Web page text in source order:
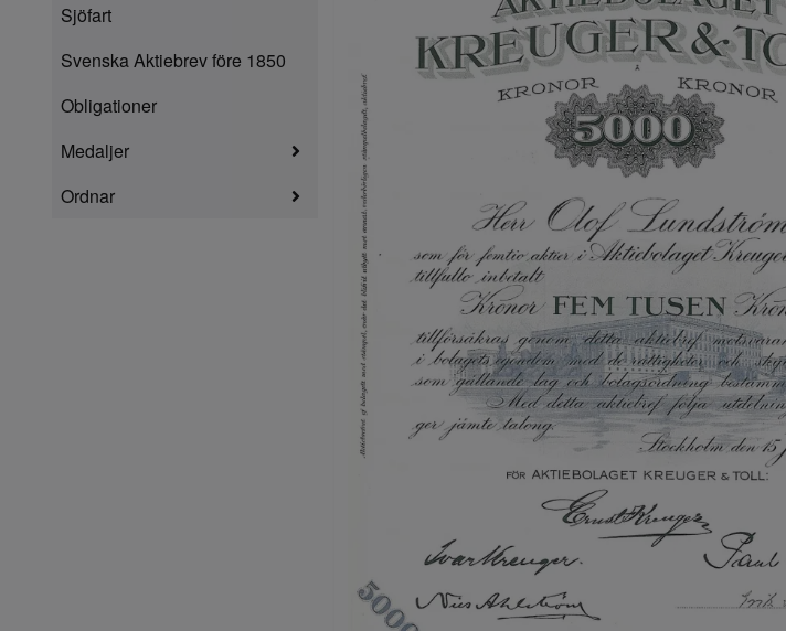
Sjöfart
Svenska Aktiebrev före 1850
Obligationer
Medaljer
Ordnar